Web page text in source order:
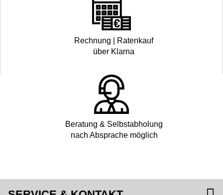
Rechnung | Ratenkauf
über Klarna
Beratung & Selbstabholung
nach Absprache möglich